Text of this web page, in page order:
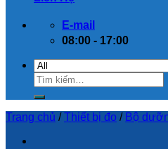
E-mail
08:00 - 17:00
Trang chủ / Thiết bị đo / Bộ